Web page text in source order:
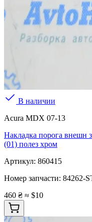
В наличии
Acura MDX 07-13
Накладка порога внешн
(01) полез хром
Артикул: 860415
Номер запчасти: 84262-
460 ₴ ≈ $10